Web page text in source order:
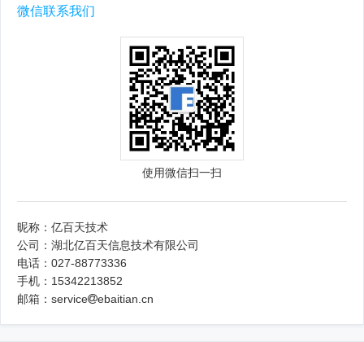
微信联系我们
使用微信扫一扫
昵称：亿百天技术
公司：湖北亿百天信息技术有限公司
电话：027-88773336
手机：15342213852
邮箱：service
ebaitian.cn